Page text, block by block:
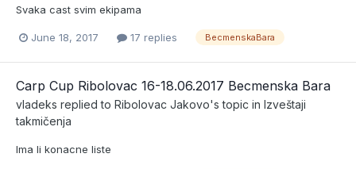
Svaka cast svim ekipama
June 18, 2017 17 replies BecmenskaBara
Carp Cup Ribolovac 16-18.06.2017 Becmenska Bara
vladeks replied to Ribolovac Jakovo's topic in Izveštaji
takmičenja
Ima li konacne liste